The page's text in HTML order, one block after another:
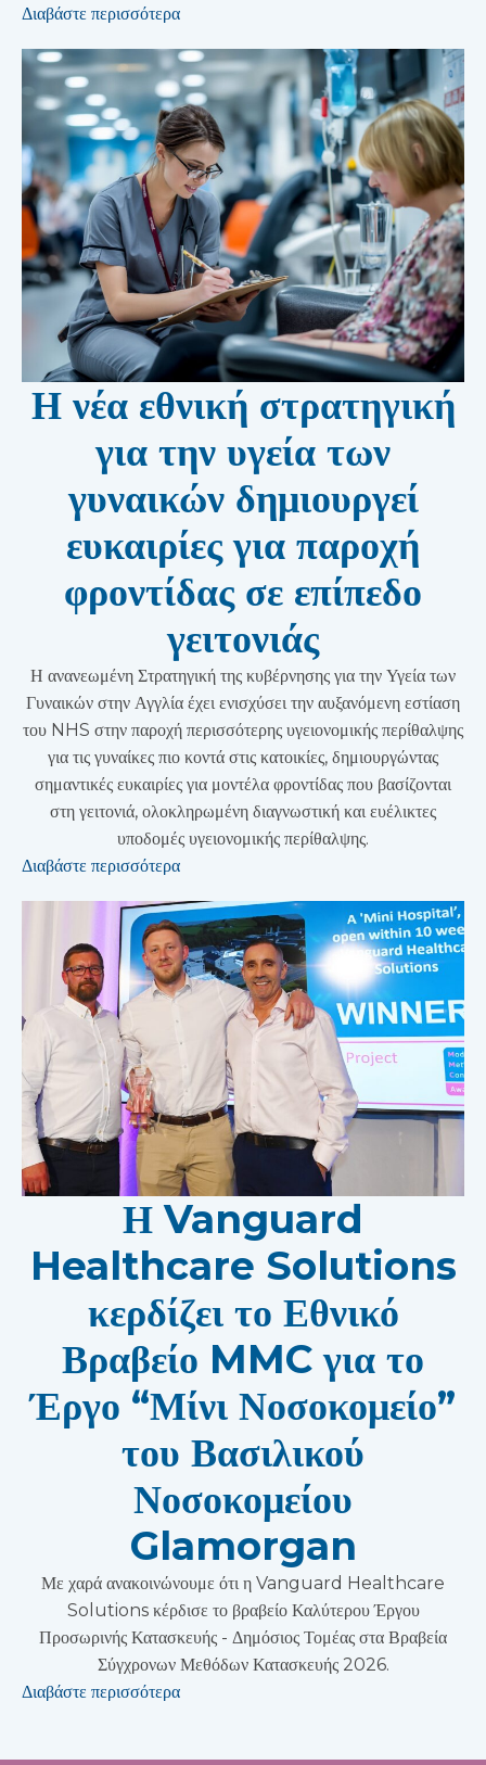
Διαβάστε περισσότερα
Η νέα εθνική στρατηγική
για την υγεία των
γυναικών δημιουργεί
ευκαιρίες για παροχή
φροντίδας σε επίπεδο
γειτονιάς
Η ανανεωμένη Στρατηγική της κυβέρνησης για την Υγεία των
Γυναικών στην Αγγλία έχει ενισχύσει την αυξανόμενη εστίαση
του NHS στην παροχή περισσότερης υγειονομικής περίθαλψης
για τις γυναίκες πιο κοντά στις κατοικίες, δημιουργώντας
σημαντικές ευκαιρίες για μοντέλα φροντίδας που βασίζονται
στη γειτονιά, ολοκληρωμένη διαγνωστική και ευέλικτες
υποδομές υγειονομικής περίθαλψης.
Διαβάστε περισσότερα
Η Vanguard
Healthcare Solutions
κερδίζει το Εθνικό
Βραβείο MMC για το
Έργο “Μίνι Νοσοκομείο”
του Βασιλικού
Νοσοκομείου
Glamorgan
Με χαρά ανακοινώνουμε ότι η Vanguard Healthcare
Solutions κέρδισε το βραβείο Καλύτερου Έργου
Προσωρινής Κατασκευής - Δημόσιος Τομέας στα Βραβεία
Σύγχρονων Μεθόδων Κατασκευής 2026.
Διαβάστε περισσότερα